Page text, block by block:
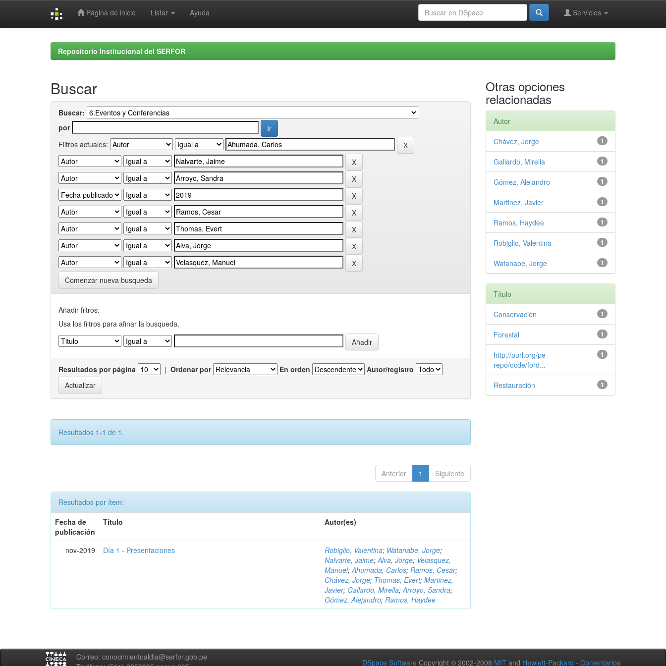
Página de inicio Listar Ayuda Servicios
Repositorio Institucional del SERFOR
Buscar
Buscar:
por
Filtros actuales:
Comenzar nueva busqueda
Añadir filtros:
Usa los filtros para afinar la busqueda.
Resultados por página | Ordenar por En orden Autor/registro
Resultados 1-1 de 1.
Anterior 1 Siguiente
Resultados por ítem:
Fecha de
publicación
Título Autor(es)
nov-2019 Día 1 - Presentaciones Robiglio, Valentina; Watanabe, Jorge;
Nalvarte, Jaime;Alva, Jorge; Velasquez,
Manuel;Ahumada, Carlos;Ramos, Cesar;
Chávez, Jorge; Thomas, Evert;Martinez,
Javier; Gallardo, Mirella;Arroyo, Sandra;
Gómez, Alejandro;Ramos, Haydee
Otras opciones
relacionadas
Autor
1
Chávez, Jorge
1
Gallardo, Mirella
1
Gómez, Alejandro
1
Martinez, Javier
1
Ramos, Haydee
1
Robiglio, Valentina
1
Watanabe, Jorge
Título
1
Conservación
1
Forestal
1
http://purl.org/pe-
repo/ocde/ford...
1
Restauración
Correo: conocimientoaldia@serfor.gob.pe
DSpace Software Copyright © 2002-2008 MIT and Hewlett-Packard - Comentarios